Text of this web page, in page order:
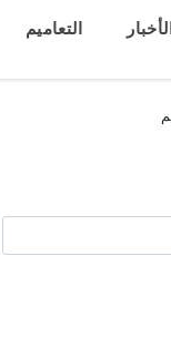
الأخبار التعاميم